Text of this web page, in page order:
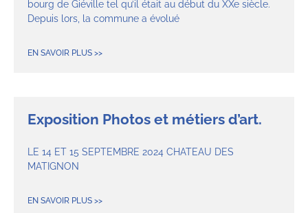
bourg de Giéville tel qu’il était au début du XXe siècle.
Depuis lors, la commune a évolué
EN SAVOIR PLUS >>
Exposition Photos et métiers d’art.
LE 14 ET 15 SEPTEMBRE 2024 CHATEAU DES
MATIGNON
EN SAVOIR PLUS >>